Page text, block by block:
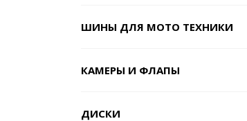
ШИНЫ ДЛЯ МОТО ТЕХНИКИ
КАМЕРЫ И ФЛАПЫ
ДИСКИ